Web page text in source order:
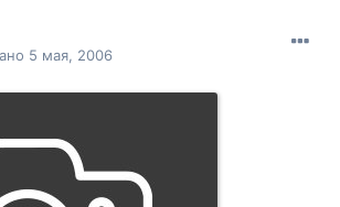
5 мая, 2006